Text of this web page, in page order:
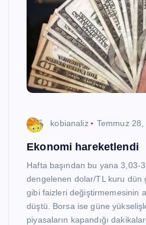
kobianaliz Temmuz 28,
Ekonomi hareketlendi
Hafta başından bu yana 3,03-
dengelenen dolar/TL kuru dün
gibi faizleri değiştirmemesinin
düştü. Borsa ise güne
piyasaların kapandığı